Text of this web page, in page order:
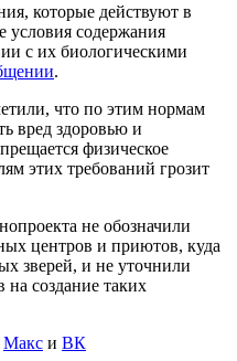
которые действуют в
условия содержания
с их биологическими
.
что по этим нормам
вред здоровью и
физическое
этих требований грозит
не обозначили
центров и приютов, куда
зверей, и не уточнили
на создание таких
Макс и ВК